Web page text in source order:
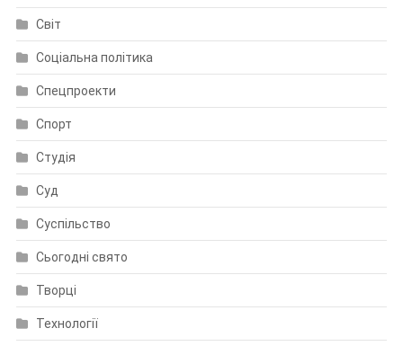
Світ
Соціальна політика
Спецпроекти
Спорт
Студія
Суд
Суспільство
Сьогодні свято
Творці
Технології